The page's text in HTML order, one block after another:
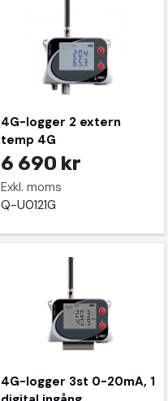
4G-logger 2 extern
temp 4G
6 690 kr
Exkl. moms
Q-U0121G
4G-logger 3st 0-20mA, 1